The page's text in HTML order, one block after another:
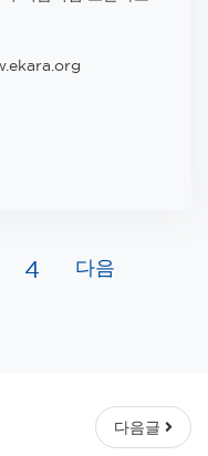
4 다음
다음글